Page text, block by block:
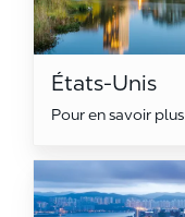
États-Unis
Pour en savoir plus
Hong Kong